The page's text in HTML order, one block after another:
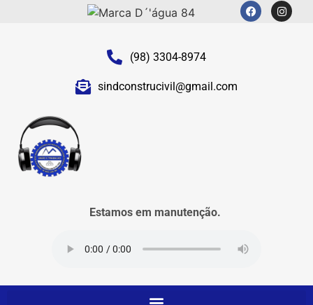
(98) 3304-8974
sindconstrucivil@gmail.com
Estamos em manutenção.